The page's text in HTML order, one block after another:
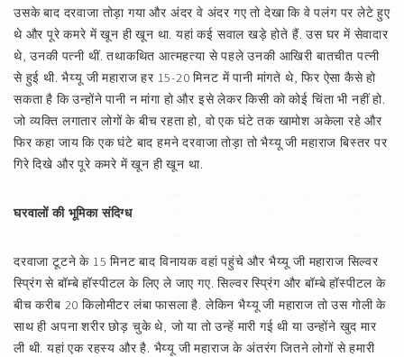
उसके बाद दरवाजा तोड़ा गया और अंदर वे अंदर गए तो देखा कि वे पलंग पर लेटे हुए
थे और पूरे कमरे में खून ही खून था. यहां कई सवाल खड़े होते हैं. उस घर में सेवादार
थे, उनकी पत्नी थीं. तथाकथित आत्महत्या से पहले उनकी आखिरी बातचीत पत्नी
से हुई थी. भैय्यू जी महाराज हर 15-20 मिनट में पानी मांगते थे, फिर ऐसा कैसे हो
सकता है कि उन्होंने पानी न मांगा हो और इसे लेकर किसी को कोई चिंता भी नहीं हो.
जो व्यक्ति लगातार लोगों के बीच रहता हो, वो एक घंटे तक खामोश अकेला रहे और
फिर कहा जाय कि एक घंटे बाद हमने दरवाजा तोड़ा तो भैय्यू जी महाराज बिस्तर पर
गिरे दिखे और पूरे कमरे में खून ही खून था.
घरवालों की भूमिका संदिग्ध
दरवाजा टूटने के 15 मिनट बाद विनायक वहां पहुंचे और भैय्यू जी महाराज सिल्वर
स्प्रिंग से बॉम्बे हॉस्पीटल के लिए ले जाए गए. सिल्वर स्प्रिंग और बॉम्बे हॉस्पीटल के
बीच करीब 20 किलोमीटर लंबा फासला है. लेकिन भैय्यू जी महाराज तो उस गोली के
साथ ही अपना शरीर छोड़ चुके थे, जो या तो उन्हें मारी गई थी या उन्होंने खुद मार
ली थी. यहां एक रहस्य और है. भैय्यू जी महाराज के अंतरंग जितने लोगों से हमारी